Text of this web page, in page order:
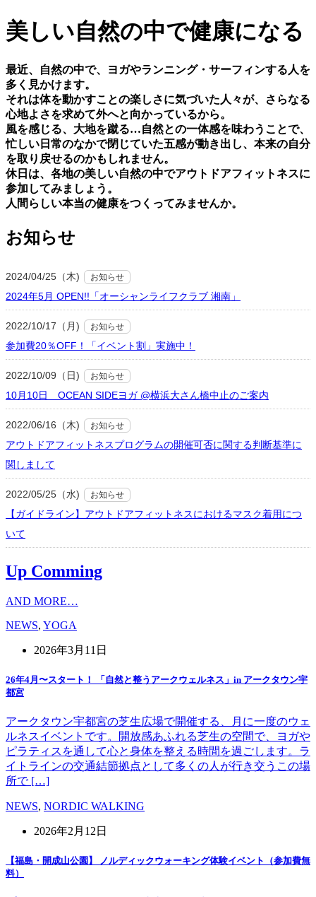
美しい⾃然の中で健康になる
最近、⾃然の中で、ヨガやランニング・サーフィンする⼈を
多く⾒かけます。
それは体を動かすことの楽しさに気づいた⼈々が、さらなる
⼼地よさを求めて外へと向かっているから。
⾵を感じる、⼤地を蹴る…⾃然との⼀体感を味わうことで、
忙しい⽇常のなかで閉じていた五感が動き出し、本来の⾃分
を取り戻せるのかもしれません。
休⽇は、各地の美しい⾃然の中でアウトドアフィットネスに
参加してみましょう。
⼈間らしい本当の健康をつくってみませんか。
お知らせ
2024/04/25（木) お知らせ
2024年5月 OPEN!!「オーシャンライフクラブ 湘南」
2022/10/17（月) お知らせ
参加費20％OFF！「イベント割」実施中！
2022/10/09（日) お知らせ
10月10日 OCEAN SIDEヨガ @横浜大さん橋中止のご案内
2022/06/16（木) お知らせ
アウトドアフィットネスプログラムの開催可否に関する判断基準に
関しまして
2022/05/25（水) お知らせ
【ガイドライン】アウトドアフィットネスにおけるマスク着用につ
いて
Up Comming
AND MORE…
NEWS, YOGA
2026年3月11日
26年4月〜スタート！ 「自然と整うアークウェルネス」in アークタウン宇
都宮
アークタウン宇都宮の芝生広場で開催する、月に一度のウェ
ルネスイベントです。開放感あふれる芝生の空間で、ヨガや
ピラティスを通して心と身体を整える時間を過ごします。ラ
イトラインの交通結節拠点として多くの人が行き交うこの場
所で […]
NEWS, NORDIC WALKING
2026年2月12日
【福島・開成山公園】 ノルディックウォーキング体験イベント（参加費無
料）